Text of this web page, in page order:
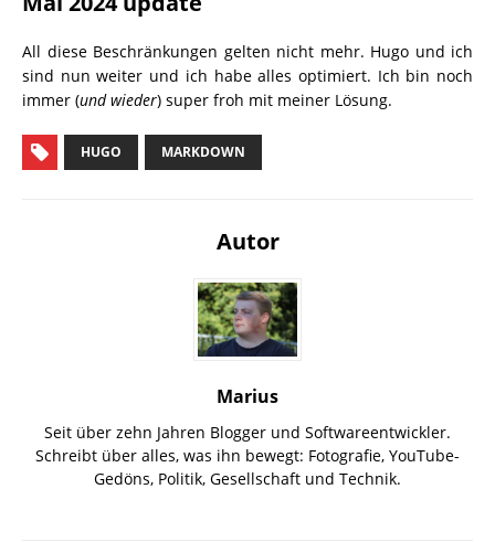
All diese Beschränkungen gelten nicht mehr. Hugo und ich
sind nun weiter und ich habe alles optimiert. Ich bin noch
immer (und wieder) super froh mit meiner Lösung.
HUGO MARKDOWN
Autor
Marius
Seit über zehn Jahren Blogger und Softwareentwickler.
Schreibt über alles, was ihn bewegt: Fotografie, YouTube-
Gedöns, Politik, Gesellschaft und Technik.